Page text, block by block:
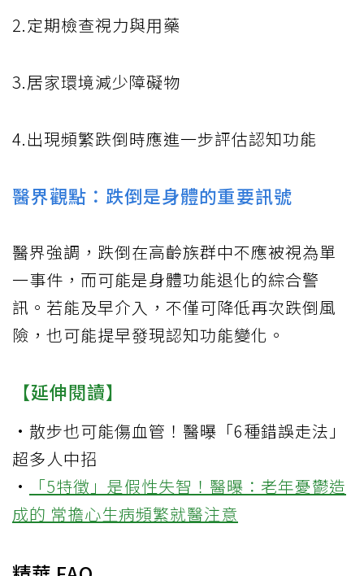
2.定期檢查視力與用藥
3.居家環境減少障礙物
4.出現頻繁跌倒時應進一步評估認知功能
醫界觀點：跌倒是身體的重要訊號
醫界強調，跌倒在高齡族群中不應被視為單
一事件，而可能是身體功能退化的綜合警
訊。若能及早介入，不僅可降低再次跌倒風
險，也可能提早發現認知功能變化。
【延伸閱讀】
· 散步也可能傷血管！醫曝「6種錯誤走法」
超多人中招
·
「5特徵」是假性失智！醫曝：老年憂鬱造
成的 常擔心生病頻繁就醫注意